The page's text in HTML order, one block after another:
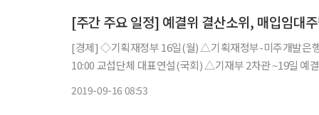
[경제] ◇기획재정부 16일(월) △기획재정부-미주개발은행(IDB) 채용설명회 개최 17일(화) △부총리 08:30 국무회의(서울청사),
10:00 교섭단체 대표연설(국회) △기재부 2차관 ~19일 예
2019-09-16 08:53